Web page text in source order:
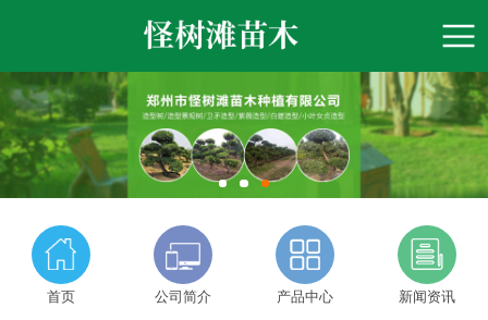
首页 公司简介 产品中心 新闻资讯